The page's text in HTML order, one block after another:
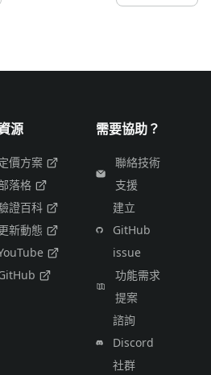
源
價方案
落格
證百科
新動態
需要協助？
聯絡技術
支援
建立
GitHub
issue
功能需求
提案
諮詢
Discord
社群